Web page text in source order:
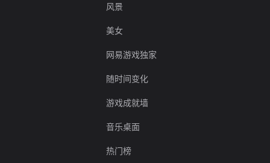
风景
美女
网易游戏独家
随时间变化
游戏成就墙
音乐桌面
热门榜